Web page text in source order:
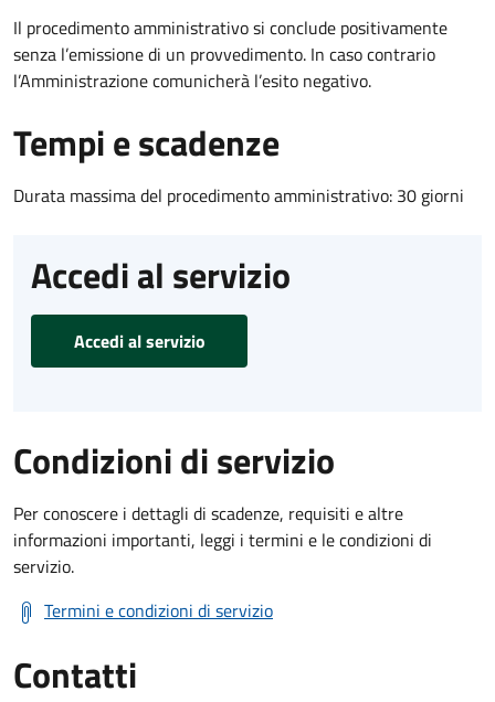
Il procedimento amministrativo si conclude positivamente
senza l’emissione di un provvedimento. In caso contrario
l’Amministrazione comunicherà l’esito negativo.
Tempi e scadenze
Durata massima del procedimento amministrativo: 30 giorni
Accedi al servizio
Accedi al servizio
Condizioni di servizio
Per conoscere i dettagli di scadenze, requisiti e altre
informazioni importanti, leggi i termini e le condizioni di
servizio.
Termini e condizioni di servizio
Contatti